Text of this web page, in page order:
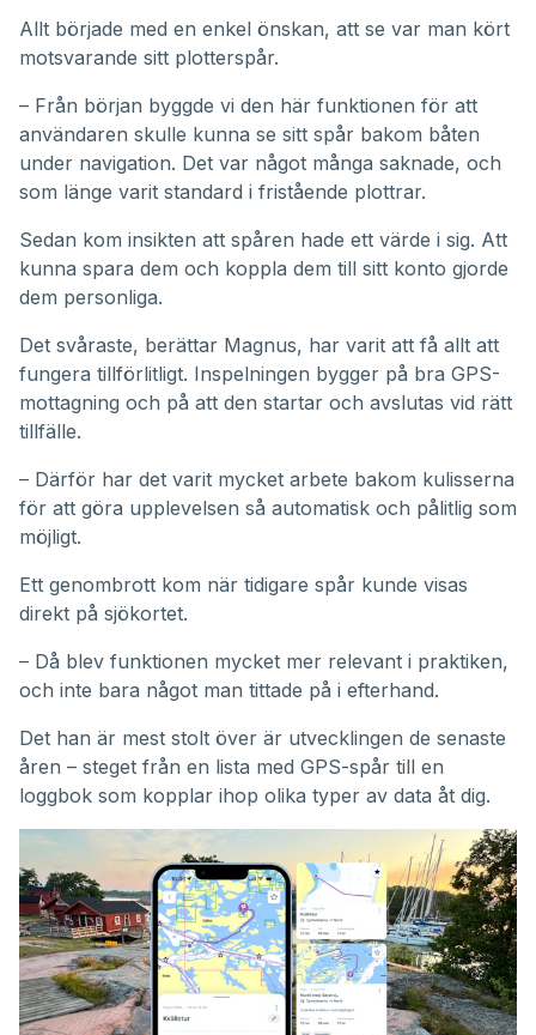
Allt började med en enkel önskan, att se var man kört
motsvarande sitt plotterspår.
– Från början byggde vi den här funktionen för att
användaren skulle kunna se sitt spår bakom båten
under navigation. Det var något många saknade, och
som länge varit standard i fristående plottrar.
Sedan kom insikten att spåren hade ett värde i sig. Att
kunna spara dem och koppla dem till sitt konto gjorde
dem personliga.
Det svåraste, berättar Magnus, har varit att få allt att
fungera tillförlitligt. Inspelningen bygger på bra GPS-
mottagning och på att den startar och avslutas vid rätt
tillfälle.
– Därför har det varit mycket arbete bakom kulisserna
för att göra upplevelsen så automatisk och pålitlig som
möjligt.
Ett genombrott kom när tidigare spår kunde visas
direkt på sjökortet.
– Då blev funktionen mycket mer relevant i praktiken,
och inte bara något man tittade på i efterhand.
Det han är mest stolt över är utvecklingen de senaste
åren – steget från en lista med GPS-spår till en
loggbok som kopplar ihop olika typer av data åt dig.